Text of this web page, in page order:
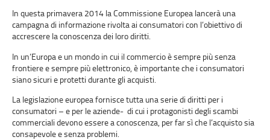
In questa primavera 2014 la Commissione Europea lancerà una
campagna di informazione rivolta ai consumatori con l’obiettivo di
accrescere la conoscenza dei loro diritti.
In un’Europa e un mondo in cui il commercio è sempre più senza
frontiere e sempre più elettronico, è importante che i consumatori
siano sicuri e protetti durante gli acquisti.
La legislazione europea fornisce tutta una serie di diritti per i
consumatori – e per le aziende- di cui i protagonisti degli scambi
commerciali devono essere a conoscenza, per far sì che l’acquisto sia
consapevole e senza problemi.